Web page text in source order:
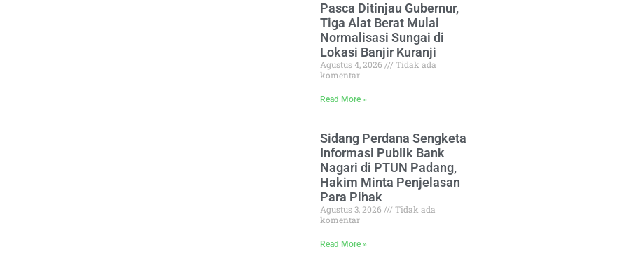
Pasca Ditinjau Gubernur,
Tiga Alat Berat Mulai
Normalisasi Sungai di
Lokasi Banjir Kuranji
Agustus 4, 2026
Tidak ada
komentar
Read More »
Sidang Perdana Sengketa
Informasi Publik Bank
Nagari di PTUN Padang,
Hakim Minta Penjelasan
Para Pihak
Agustus 3, 2026
Tidak ada
komentar
Read More »